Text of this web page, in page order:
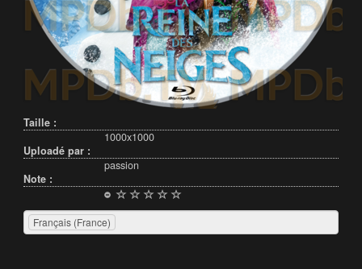
Taille :
1000x1000
Uploadé par :
passion
Note :
Français (France)